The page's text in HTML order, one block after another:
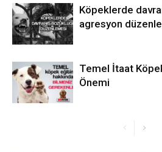
Köpeklerde
agresyon
Temel İtaat
Önemi